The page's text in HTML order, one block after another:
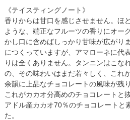
《テイスティングノート》
香りからは甘口を感じさせません。ほ
ような、端正なフルーツの香りにオー
かし口に含めばしっかり甘味が広がり
につくっていますが、アマローネに代
りは全くありません。タンニンはこな
の、その味わいはまだ若々しく、これ
余韻に上品なチョコレートの風味が残り
これがカカオ分高めのチョコレートと
アドル産カカオ70％のチョコレートと
た。